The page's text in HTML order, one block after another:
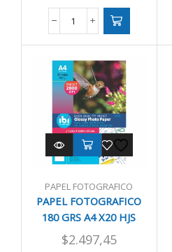
PAPEL
Gr
A4
X20
HJS
cantidad
PAPEL FOTOGRAFICO
PAPEL FOTOGRAFICO
180 GRS A4 X20 HJS
HP/CANON/LEMA
$2.497,45